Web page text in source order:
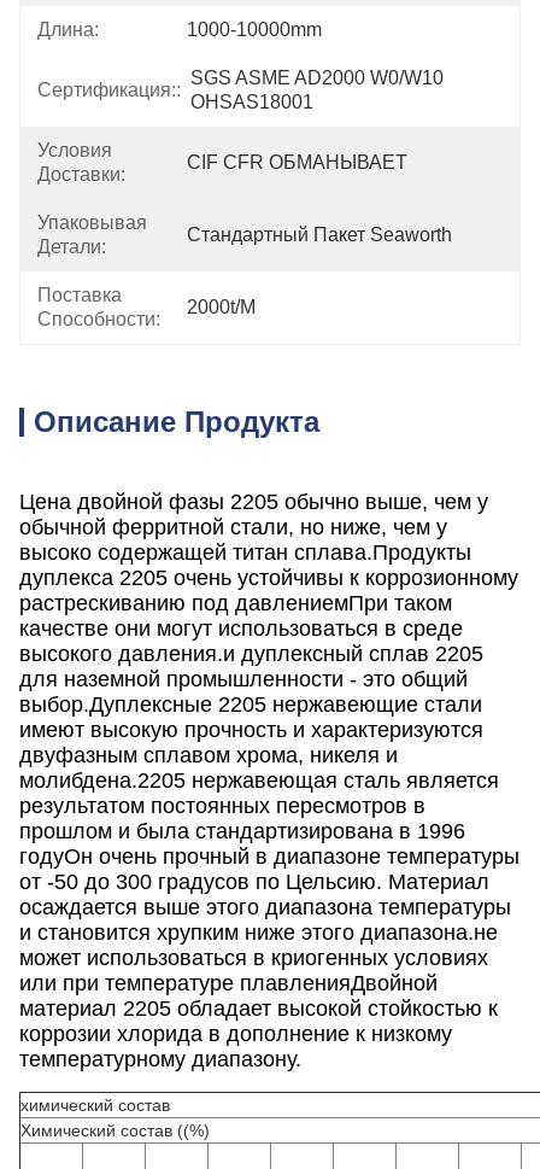
Длина: 1000-10000mm
Сертификация::
SGS ASME AD2000 W0/W10
OHSAS18001
Условия
Доставки:
CIF CFR ОБМАНЫВАЕТ
Упаковывая
Детали:
Стандартный Пакет Seaworth
Поставка
Способности:
2000t/m
Описание Продукта
Цена двойной фазы 2205 обычно выше, чем у
обычной ферритной стали, но ниже, чем у
высоко содержащей титан сплава.Продукты
дуплекса 2205 очень устойчивы к коррозионному
растрескиванию под давлениемПри таком
качестве они могут использоваться в среде
высокого давления.и дуплексный сплав 2205
для наземной промышленности - это общий
выбор.Дуплексные 2205 нержавеющие стали
имеют высокую прочность и характеризуются
двуфазным сплавом хрома, никеля и
молибдена.2205 нержавеющая сталь является
результатом постоянных пересмотров в
прошлом и была стандартизирована в 1996
годуОн очень прочный в диапазоне температуры
от -50 до 300 градусов по Цельсию. Материал
осаждается выше этого диапазона температуры
и становится хрупким ниже этого диапазона.не
может использоваться в криогенных условиях
или при температуре плавленияДвойной
материал 2205 обладает высокой стойкостью к
коррозии хлорида в дополнение к низкому
температурному диапазону.
химический состав
Химический состав ((%)